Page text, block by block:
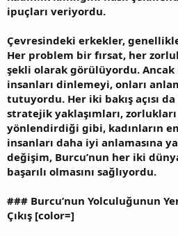
ipuçları veriyordu.
Çevresindeki erkekler,
Her problem bir fırsat, her
şekli olarak görülüyordu.
insanları dinlemeyi, onları
tutuyordu. Her iki bakış açısı
stratejik yaklaşımları,
yönlendirdiği gibi, kadınların
insanları daha iyi anlamasına
değişim, Burcu’nun her iki
başarılı olmasını sağlıyordu.
### Burcu’nun Yolculuğunun
Çıkış [color=]